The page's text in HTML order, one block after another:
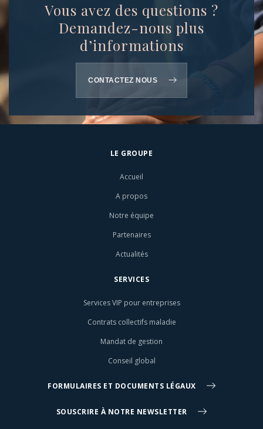
Vous avez des questions ?
Demandez-nous plus
d’informations
CONTACTEZ NOUS
LE GROUPE
Accueil
A propos
Notre équipe
Partenaires
Actualités
SERVICES
Services VIP pour entreprises
Contrats collectifs maladie
Mandat de gestion
Conseil global
FORMULAIRES ET DOCUMENTS LÉGAUX
SOUSCRIRE À NOTRE NEWSLETTER